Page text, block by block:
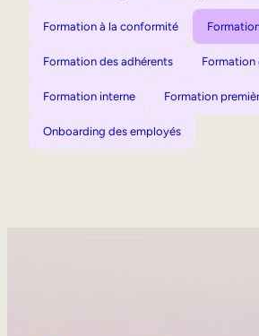
Formation à la conformité
Formation des adhérents Formation
Formation interne Formation
Onboarding des employés